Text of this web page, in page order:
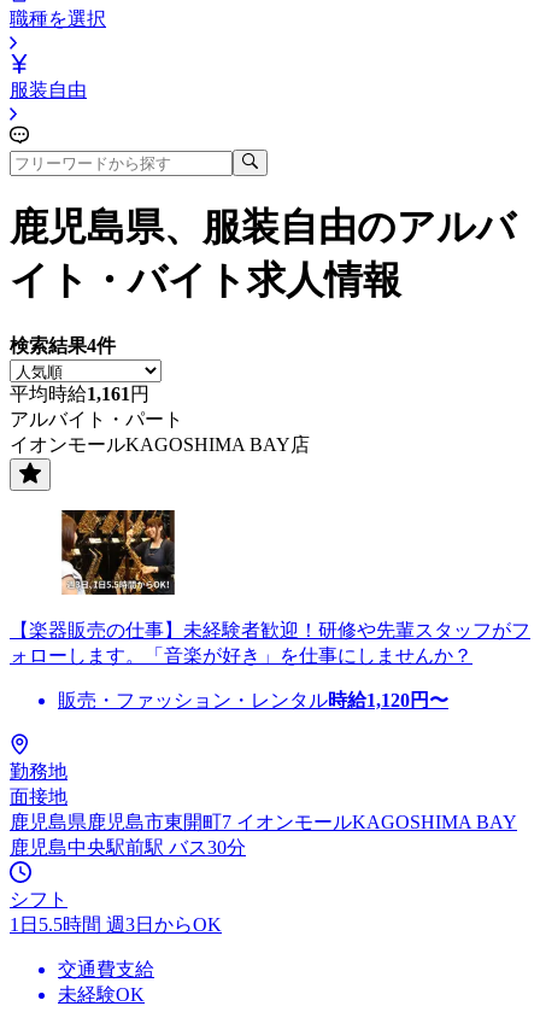
職種を選択
服装自由
鹿児島県、服装自由のアルバ
イト・バイト求人情報
検索結果4件
平均時給1,161 円
アルバイト・パート
イオンモールKAGOSHIMA BAY店
【楽器販売の仕事】未経験者歓迎！研修や先輩スタッフがフ
ォローします。「音楽が好き」を仕事にしませんか？
販売・ファッション・レンタル時給1,120円〜
勤務地
面接地
鹿児島県鹿児島市東開町7 イオンモールKAGOSHIMA BAY
鹿児島中央駅前駅 バス30分
シフト
1日5.5時間 週3日からOK
交通費支給
未経験OK